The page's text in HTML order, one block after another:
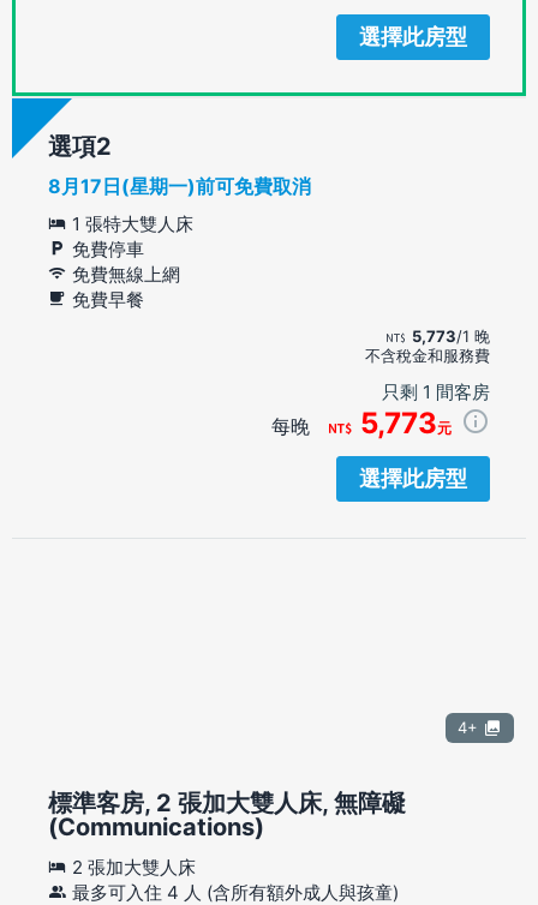
選擇此房型
選項
8月17日(星期一)前可免費取消
1 張特大雙人床
免費停車
免費無線上網
免費早餐
5,773/1 晚
不含稅金和服務費
只剩 1 間客房
每晚 5,773元
選擇此房型
4+
標準客房, 2 張加大雙人床, 無障礙
(Communications)
2 張加大雙人床
最多可入住 4 人 (含所有額外成人與孩童)